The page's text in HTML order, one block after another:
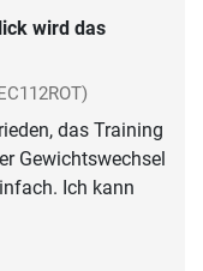
wird das
das Training
Gewichtswechsel
Ich kann